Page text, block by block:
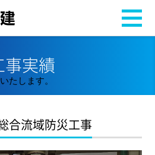
事実績
たします。
合流域防災工事